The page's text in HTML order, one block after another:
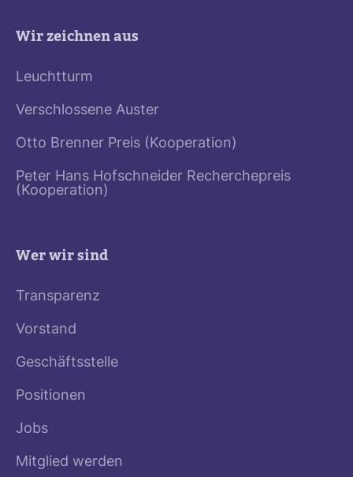
Wir zeichnen aus
Leuchtturm
Verschlossene Auster
Otto Brenner Preis (Kooperation)
Peter Hans Hofschneider Recherchepreis
(Kooperation)
Wer wir sind
Transparenz
Vorstand
Geschäftsstelle
Positionen
Jobs
Mitglied werden